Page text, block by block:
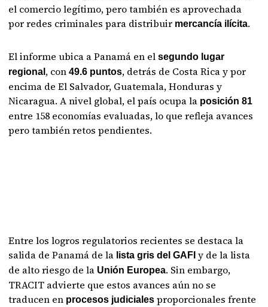
el comercio legítimo, pero también es aprovechada
por redes criminales para distribuir mercancía ilícita.
El informe ubica a Panamá en elsegundo lugar
regional , con49.6 puntos, detrás de Costa Rica y por
encima de El Salvador, Guatemala, Honduras y
Nicaragua. A nivel global, el país ocupa la posición 81
entre 158 economías evaluadas, lo que refleja avances
pero también retos pendientes.
Entre los logros regulatorios recientes se destaca la
salida de Panamá de la lista gris del GAFI y de la lista
de alto riesgo de la Unión Europea. Sin embargo,
TRACIT advierte que estos avances aún no se
traducen en procesos judiciales proporcionales frente